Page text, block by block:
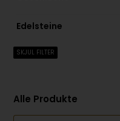
Edelsteine
SKJUL FILTER
Alle Produkte